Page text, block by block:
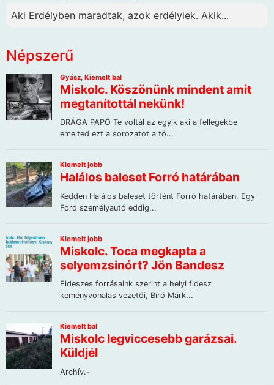
Aki Erdélyben maradtak, azok erdélyiek. Akik...
Népszerű